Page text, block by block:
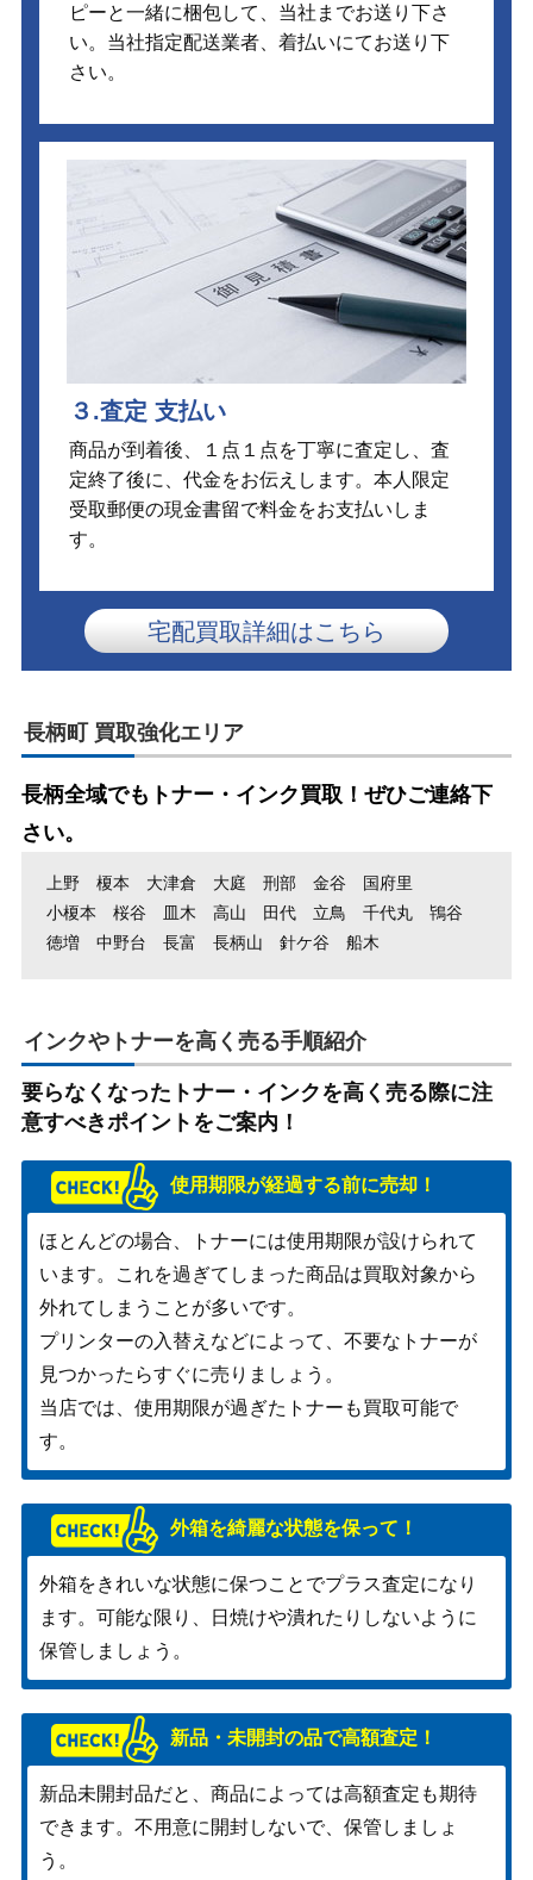
ピーと一緒に梱包して、当社までお送り下さ
い。当社指定配送業者、着払いにてお送り下
さい。
３.査定 支払い
商品が到着後、１点１点を丁寧に査定し、査
定終了後に、代金をお伝えします。本人限定
受取郵便の現金書留で料金をお支払いしま
す。
宅配買取詳細はこちら
長柄町 買取強化エリア
長柄全域でもトナー・インク買取！ぜひご連絡下
さい。
上野 榎本 大津倉 大庭 刑部 金谷
国府里
小榎本
桜谷 皿木 高山 田代 立鳥 千代丸
鴇谷
徳増
中野台 長富 長柄山 針ケ谷 船木
インクやトナーを高く売る手順紹介
要らなくなったトナー・インクを高く売る際に注
意すべきポイントをご案内！
使用期限が経過する前に売却！
ほとんどの場合、トナーには使用期限が設けられて
います。これを過ぎてしまった商品は買取対象から
外れてしまうことが多いです。
プリンターの入替えなどによって、不要なトナーが
見つかったらすぐに売りましょう。
当店では、使用期限が過ぎたトナーも買取可能で
す。
外箱を綺麗な状態を保って！
外箱をきれいな状態に保つことでプラス査定になり
ます。可能な限り、日焼けや潰れたりしないように
保管しましょう。
新品・未開封の品で高額査定！
新品未開封品だと、商品によっては高額査定も期待
できます。不用意に開封しないで、保管しましょ
う。